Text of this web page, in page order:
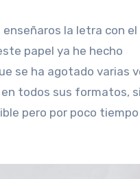
la letra con el
papel ya he hecho
se ha agotado varias
todos sus formatos,
pero por poco tiempo